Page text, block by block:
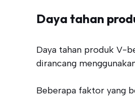
Daya tahan
Daya tahan produk V-
dirancang
Beberapa faktor yang